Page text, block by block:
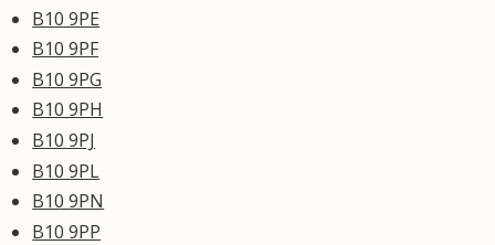
B10 9PE
B10 9PF
B10 9PG
B10 9PH
B10 9PJ
B10 9PL
B10 9PN
B10 9PP